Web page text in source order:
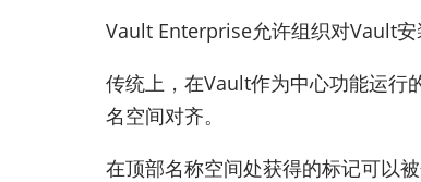
Vault Enterprise允许组织对Vault安
传统上，在Vault作为中心功能运行
名空间对齐。
在顶部名称空间处获得的标记可以